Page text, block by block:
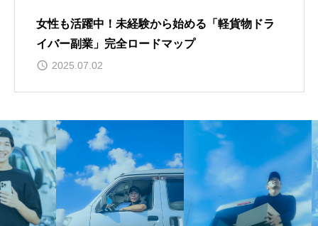
女性も活躍中！未経験から始める「軽貨物ドラ
イバー副業」完全ロードマップ
2025.07.02